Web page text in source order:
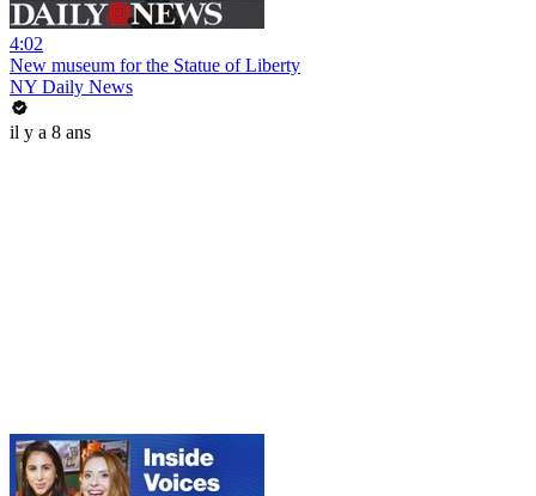
4:02
New museum for the Statue of Liberty
NY Daily News
il y a 8 ans